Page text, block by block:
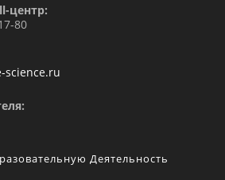
центр:
80
science.ru
Деятельность